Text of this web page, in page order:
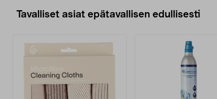
Tavalliset asiat epätavallisen edullisesti